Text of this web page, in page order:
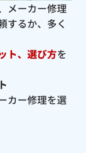
メーカー修理
するか、多く
ト、選び方を
カー修理を選